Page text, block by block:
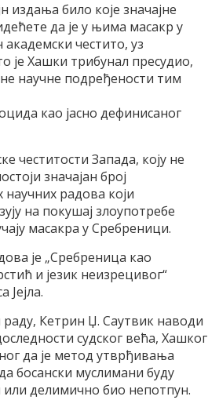
издања било које значајне
да је у њима масакр у
честито, уз
је Хашки трибунал пресудио,
научне подређености тим
као јасно дефинисаног
честитости Запада, коју не
значајан број
радова који
на покушај злоупотребе
масакра у Сребреници.
је „Сребреница као
и језик неизрецивог“
Јејла.
Кетрин Џ. Саутвик наводи
судског већа, Хашког
да је метод утврђивања
босански муслимани буду
делимично био непотпун.